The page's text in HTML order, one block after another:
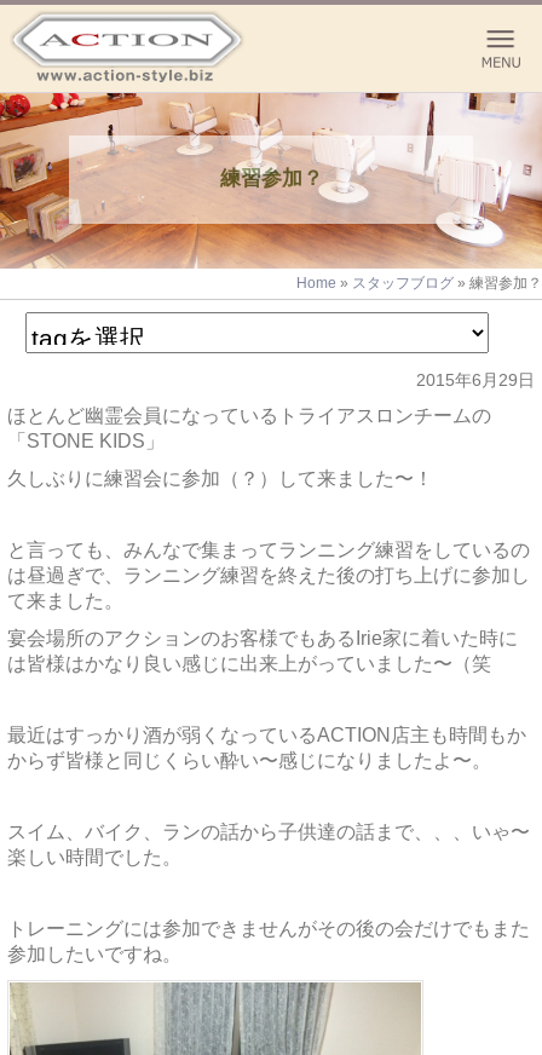
練習参加？
Home » スタッフブログ » 練習参加？
2015年6月29日
ほとんど幽霊会員になっているトライアスロンチームの
「STONE KIDS」
久しぶりに練習会に参加（？）して来ました〜！
と言っても、みんなで集まってランニング練習をしているの
は昼過ぎで、ランニング練習を終えた後の打ち上げに参加し
て来ました。
宴会場所のアクションのお客様でもあるIrie家に着いた時に
は皆様はかなり良い感じに出来上がっていました〜（笑
最近はすっかり酒が弱くなっているACTION店主も時間もか
からず皆様と同じくらい酔い〜感じになりましたよ〜。
スイム、バイク、ランの話から子供達の話まで、、、いゃ〜
楽しい時間でした。
トレーニングには参加できませんがその後の会だけでもまた
参加したいですね。